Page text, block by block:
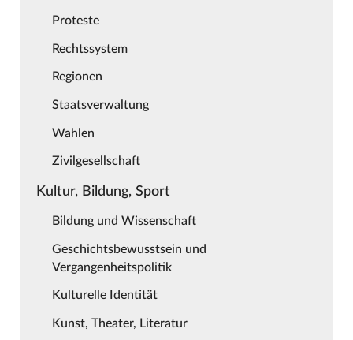
Proteste
Rechtssystem
Regionen
Staatsverwaltung
Wahlen
Zivilgesellschaft
Kultur, Bildung, Sport
Bildung und Wissenschaft
Geschichtsbewusstsein und
Vergangenheitspolitik
Kulturelle Identität
Kunst, Theater, Literatur